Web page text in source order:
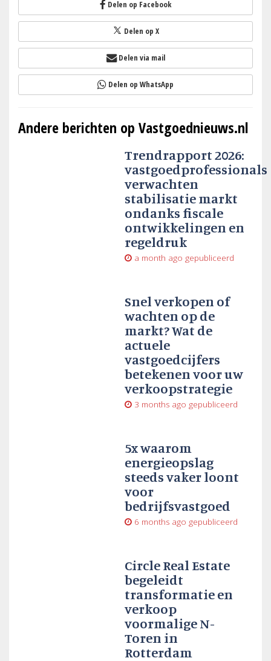
Delen op Facebook
Delen op X
Delen via mail
Delen op WhatsApp
Andere berichten op Vastgoednieuws.nl
Trendrapport 2026:
vastgoedprofessionals
verwachten
stabilisatie markt
ondanks fiscale
ontwikkelingen en
regeldruk
a month ago gepubliceerd
Snel verkopen of
wachten op de
markt? Wat de
actuele
vastgoedcijfers
betekenen voor uw
verkoopstrategie
3 months ago gepubliceerd
5x waarom
energieopslag
steeds vaker loont
voor
bedrijfsvastgoed
6 months ago gepubliceerd
Circle Real Estate
begeleidt
transformatie en
verkoop
voormalige N-
Toren in
Rotterdam